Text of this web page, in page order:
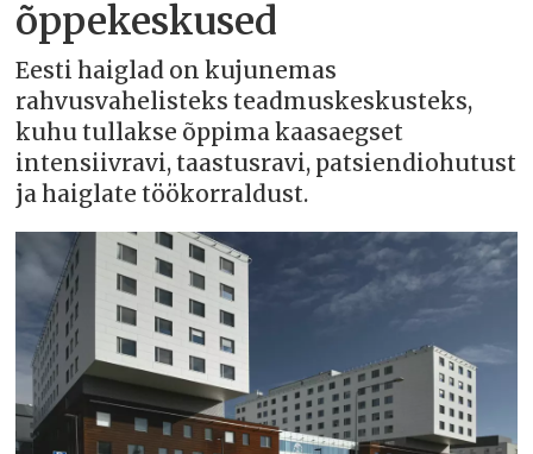
õppekeskused
Eesti haiglad on kujunemas
rahvusvahelisteks teadmuskeskusteks,
kuhu tullakse õppima kaasaegset
intensiivravi, taastusravi, patsiendiohutust
ja haiglate töökorraldust.